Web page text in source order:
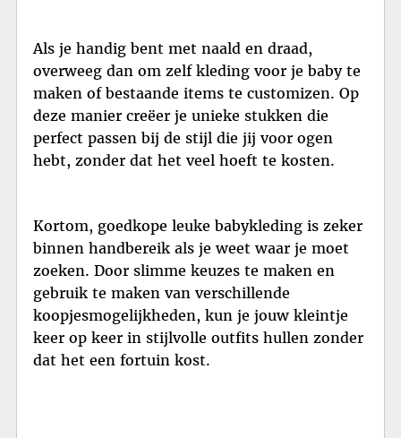
Als je handig bent met naald en draad,
overweeg dan om zelf kleding voor je baby te
maken of bestaande items te customizen. Op
deze manier creëer je unieke stukken die
perfect passen bij de stijl die jij voor ogen
hebt, zonder dat het veel hoeft te kosten.
Kortom, goedkope leuke babykleding is zeker
binnen handbereik als je weet waar je moet
zoeken. Door slimme keuzes te maken en
gebruik te maken van verschillende
koopjesmogelijkheden, kun je jouw kleintje
keer op keer in stijlvolle outfits hullen zonder
dat het een fortuin kost.